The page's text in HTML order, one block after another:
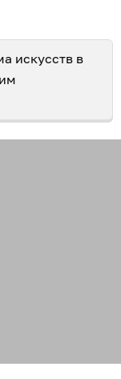
искусств в